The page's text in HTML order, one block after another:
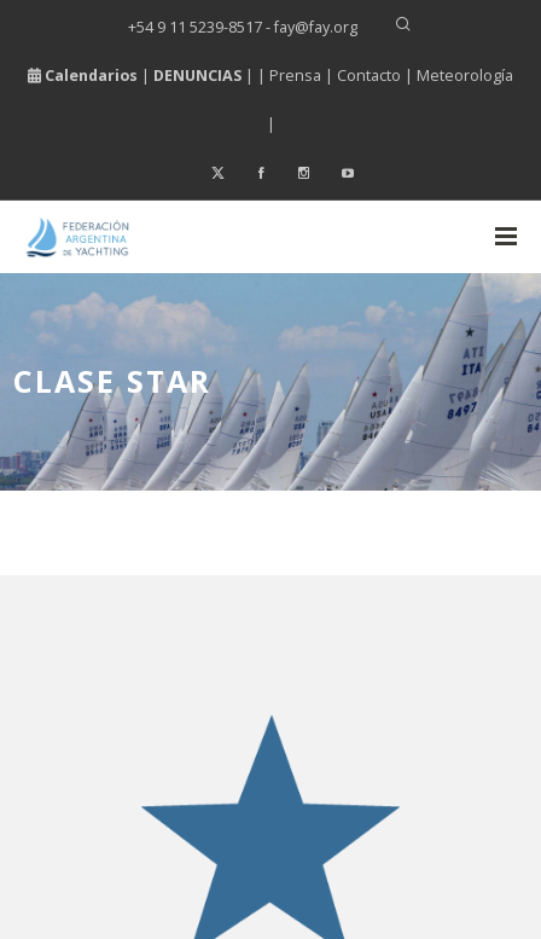
+54 9 11 5239-8517 - fay@fay.org
Calendarios | DENUNCIAS | | Prensa | Contacto | Meteorología
|
CLASE STAR